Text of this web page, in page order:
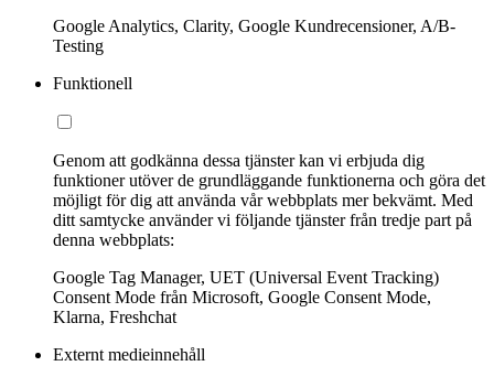
Google Analytics, Clarity, Google Kundrecensioner, A/B-
Testing
Funktionell
Genom att godkänna dessa tjänster kan vi erbjuda dig
funktioner utöver de grundläggande funktionerna och göra det
möjligt för dig att använda vår webbplats mer bekvämt. Med
ditt samtycke använder vi följande tjänster från tredje part på
denna webbplats:
Google Tag Manager, UET (Universal Event Tracking)
Consent Mode från Microsoft, Google Consent Mode,
Klarna, Freshchat
Externt medieinnehåll